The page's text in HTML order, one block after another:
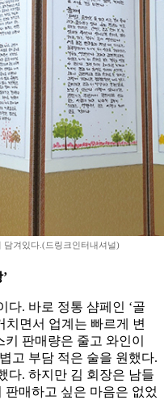
겨있다.(드링크인터내셔널)
다. 바로 정통 샴페인 ‘골
치면서 업계는 빠르게 변
판매량은 줄고 와인이
고 부담 적은 술을 원했다.
다. 하지만 김 회장은 남들
매하고 싶은 마음은 없었